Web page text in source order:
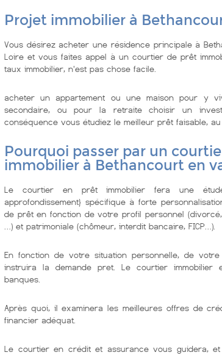
Projet immobilier à
Vous désirez acheter une résidence principale à
Loire et vous faites appel à un courtier de prêt
taux immobilier, n'est pas chose facile.
acheter un appartement ou une maison pour y
secondaire, ou pour la retraite choisir un
conséquence vous étudiez le meilleur prêt faisable, au
Pourquoi passer par un
immobilier à Bethancourt en
Le courtier en prêt immobilier fera une
approfondissement} spécifique à forte
de prêt en fonction de votre profil personnel
…) et patrimoniale (chômeur, interdit bancaire, FICP…).
En fonction de votre situation personnelle, de
instruira la demande pret. Le courtier immobilier
banques.
Après quoi, il examinera les meilleures offres de
financier adéquat.
Le courtier en crédit et assurance vous guidera,